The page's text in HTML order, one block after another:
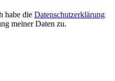
habe die Datenschutzerklärung
meiner Daten zu.